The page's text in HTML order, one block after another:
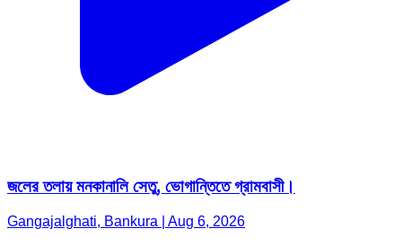
জলের তলায় মনকানালি সেতু, ভোগান্তিতে গ্রামবাসী।
Gangajalghati, Bankura | Aug 6, 2026